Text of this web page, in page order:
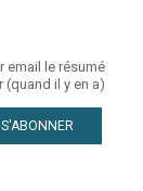
email le résumé
(quand il y en a)